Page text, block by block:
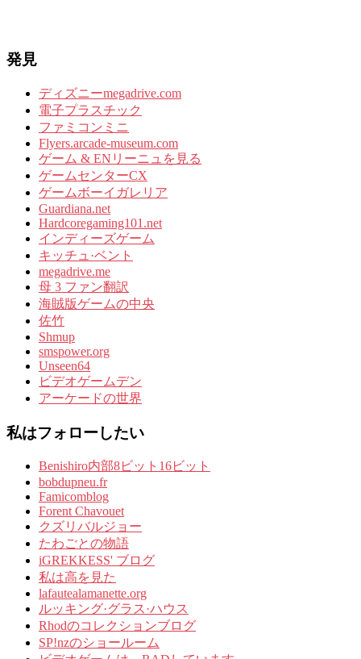
発見
ディズニーmegadrive.com
電子プラスチック
ファミコンミニ
Flyers.arcade-museum.com
ゲーム & ENリーニュを見る
ゲームセンターCX
ゲームボーイガレリア
Guardiana.net
Hardcoregaming101.net
インディーズゲーム
キッチュ·ベント
megadrive.me
母 3 ファン翻訳
海賊版ゲームの中央
佐竹
Shmup
smspower.org
Unseen64
ビデオゲームデン
アーケードの世界
私はフォローしたい
Benishiro内部8ビット16ビット
bobdupneu.fr
Famicomblog
Forent Chavouet
クズリバルジョー
たわごとの物語
iGREKKESS' ブログ
私は高を見た
lafautealamanette.org
ルッキング·グラス·ハウス
Rhodのコレクションブログ
SP!nzのショールーム